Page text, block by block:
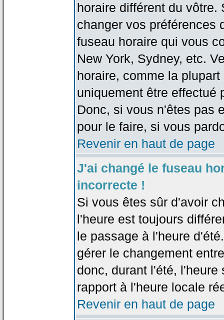
horaire différent du
changer vos préférences
fuseau horaire qui vous
New York, Sydney, etc.
horaire, comme la
uniquement être effectué
Donc, si vous n'êtes pas
pour le faire, si vous
Revenir en haut de page
J'ai changé le fuseau
incorrecte !
Si vous êtes sûr d'avoir
l'heure est toujours
le passage à l'heure
gérer le changement
donc, durant l'été, l'heure
rapport à l'heure locale
Revenir en haut de page